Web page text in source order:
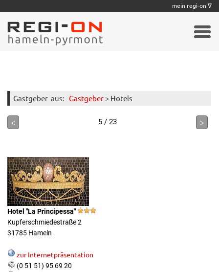
Gastgeber aus: Gastgeber > Hotels
< 5 / 23 >
Hotel "La Principessa"
Kupferschmiedestraße 2
31785 Hameln
zur Internetpräsentation
(0 51 51) 95 69 20
mein regi-on ∇